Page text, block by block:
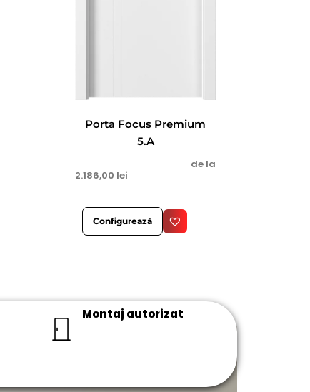
Porta Focus Premium
5.A
de la
2.186,00 lei
Configurează
Montaj autorizat